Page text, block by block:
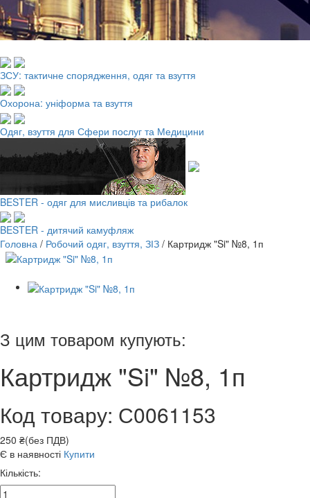
ЗСУ: тактичне спорядження, одяг та взуття
Охорона: уніформа та взуття
Одяг, взуття для Сфери послуг та Медицини
BESTER - одяг для мисливців та рибалок
BESTER - дитячий камуфляж
Головна / Робочий одяг, взуття, ЗІЗ / Картридж "Si" №8, 1п
З цим товаром купують:
Картридж "Si" №8, 1п
Код товару: С0061153
250 ₴(без ПДВ)
Є в наявності Купити
Кількість: